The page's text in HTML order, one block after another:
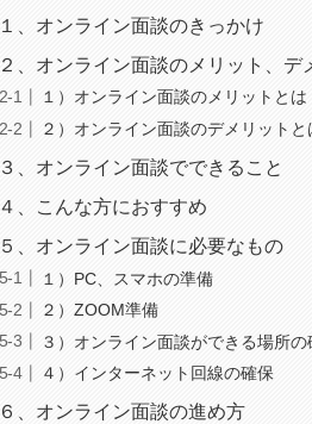
１、オンライン面談のきっかけ
２、オンライン面談のメリット、デ
１）オンライン面談のメリットとは
２）オンライン面談のデメリットと
３、オンライン面談でできること
４、こんな方におすすめ
５、オンライン面談に必要なもの
１）PC、スマホの準備
２）ZOOM準備
３）オンライン面談ができる場所の
４）インターネット回線の確保
６、オンライン面談の進め方